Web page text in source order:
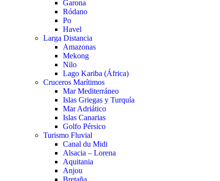
Garona
Ródano
Po
Havel
Larga Distancia
Amazonas
Mekong
Nilo
Lago Kariba (África)
Cruceros Marítimos
Mar Mediterráneo
Islas Griegas y Turquía
Mar Adriático
Islas Canarias
Golfo Pérsico
Turismo Fluvial
Canal du Midi
Alsacia – Lorena
Aquitania
Anjou
Bretaña